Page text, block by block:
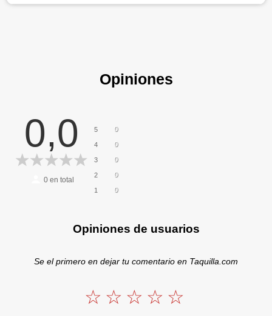
Opiniones
0,0
0en total
5 0
4 0
3 0
2 0
1 0
Opiniones de usuarios
Se el primero en dejar tu comentario en Taquilla.com